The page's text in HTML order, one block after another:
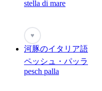
stella di mare
♥
河豚のイタリア語
ペッシュ・パッラ
pesch palla